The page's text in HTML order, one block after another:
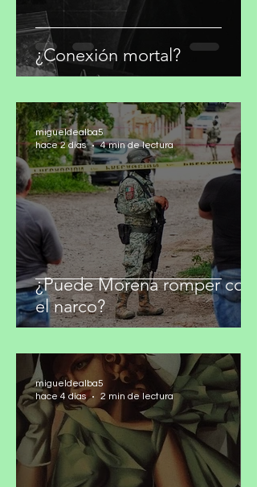
¿Puede Morena romper con
migueldealba5
hace 2 días
4 min de lectura
migueldealba5
hace 4 días
2 min de lectura